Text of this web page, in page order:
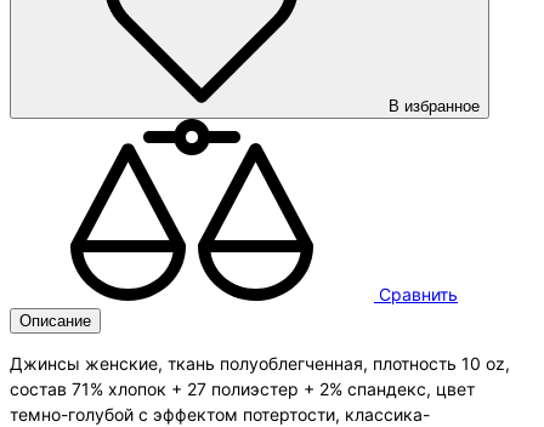
В избранное
Сравнить
Описание
Джинсы женские, ткань полуоблегченная, плотность 10 oz,
состав 71% хлопок + 27 полиэстер + 2% спандекс, цвет
темно-голубой с эффектом потертости, классика-